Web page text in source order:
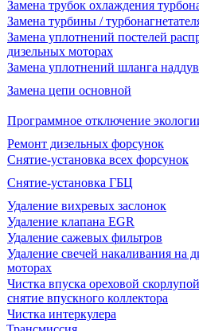
Замена трубок охлаждения
Замена турбины /
Замена уплотнений постелей
дизельных моторах
Замена уплотнений шланга
Замена цепи основной
Программное отключение
Ремонт дизельных форсунок
Снятие-установка всех форсунок
Снятие-установка ГБЦ
Удаление вихревых заслонок
Удаление клапана EGR
Удаление сажевых фильтров
Удаление свечей накаливания на
моторах
Чистка впуска ореховой
снятие впускного коллектора
Чистка интеркулера